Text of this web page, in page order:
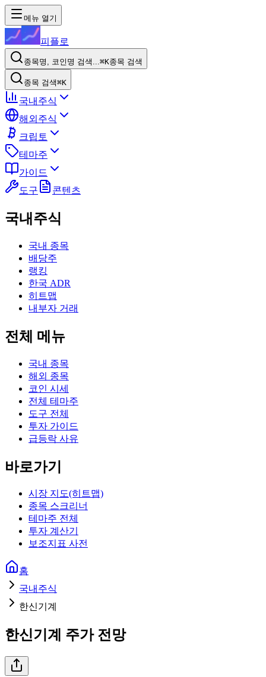
메뉴 열기
피플로
종목명, 코인명 검색...⌘K종목 검색
종목 검색⌘K
국내주식
해외주식
크립토
테마주
가이드
도구
콘텐츠
국내주식
국내 종목
배당주
랭킹
한국 ADR
히트맵
내부자 거래
전체 메뉴
국내 종목
해외 종목
코인 시세
전체 테마주
도구 전체
투자 가이드
급등락 사유
바로가기
시장 지도(히트맵)
종목 스크리너
테마주 전체
투자 계산기
보조지표 사전
홈
국내주식
한신기계
한신기계 주가 전망